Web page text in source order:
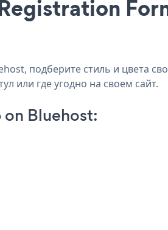
подберите стиль и цвета
или где угодно на своем сайт.
Bluehost: